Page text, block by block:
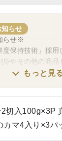
らせ
らせ※
度保持技術」採用
身やその他の商
から、「決して諦
もっと見
切入100g×3P
カマ4入り×3パ